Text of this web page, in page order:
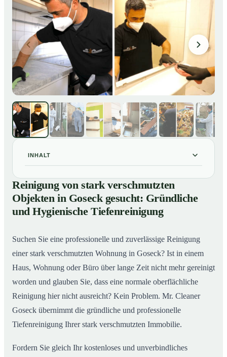
INHALT
01Reinigung von stark verschmutzten Objekten in
Goseck gesucht: Gründliche und Hygienische
Tiefenreinigung
02So reinigen unsere Profis stark verschmutzte
Reinigung von stark verschmutzten
Objekten in Goseck gesucht: Gründliche
und Hygienische Tiefenreinigung
Suchen Sie eine professionelle und zuverlässige Reinigung
einer stark verschmutzten Wohnung in Goseck? Ist in einem
Haus, Wohnung oder Büro über lange Zeit nicht mehr gereinigt
worden und glauben Sie, dass eine normale oberflächliche
Reinigung hier nicht ausreicht? Kein Problem. Mr. Cleaner
Goseck übernimmt die gründliche und professionelle
Tiefenreinigung Ihrer stark verschmutzten Immobilie.
Fordern Sie gleich Ihr kostenloses und unverbindliches